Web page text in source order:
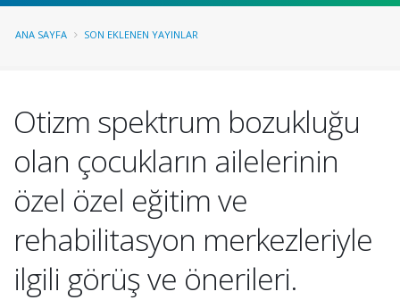
ANA SAYFA SON EKLENEN YAYINLAR
Otizm spektrum bozukluğu
olan çocukların ailelerinin
özel özel eğitim ve
rehabilitasyon merkezleriyle
ilgili görüş ve önerileri.